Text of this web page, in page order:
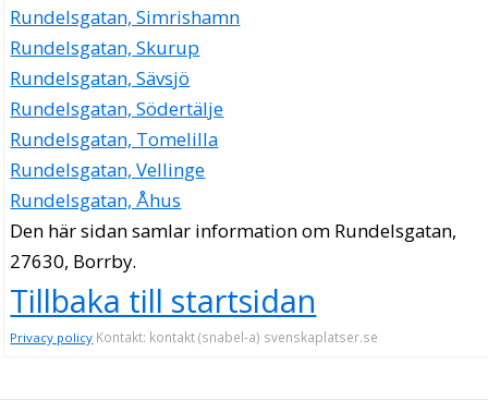
Rundelsgatan, Simrishamn
Rundelsgatan, Skurup
Rundelsgatan, Sävsjö
Rundelsgatan, Södertälje
Rundelsgatan, Tomelilla
Rundelsgatan, Vellinge
Rundelsgatan, Åhus
Den här sidan samlar information om Rundelsgatan,
27630, Borrby.
Tillbaka till startsidan
Privacy policy Kontakt: kontakt (snabel-a) svenskaplatser.se